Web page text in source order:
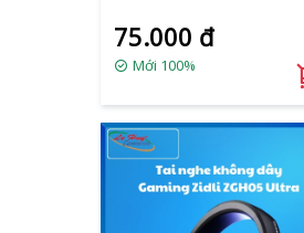
75.000 đ
Mới 100%